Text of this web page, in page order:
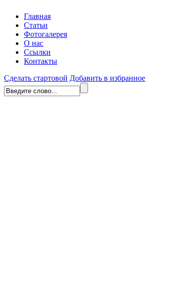
Главная
Статьи
Фотогалерея
О нас
Ссылки
Контакты
Сделать стартовой Добавить в избранное